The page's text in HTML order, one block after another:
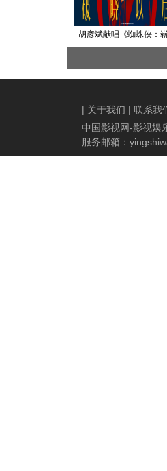
胡彦斌献唱《蜘蛛侠：
释英雄本心
| 关于我们 | 联系我
中国影视网-影视娱
服务邮箱：